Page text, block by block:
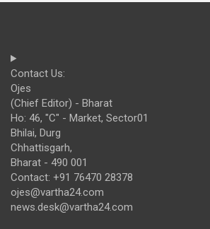
Contact Us:
Ojes
(Chief Editor) - Bharat
Ho: 46, "C" - Market, Sector01
Bhilai, Durg
Chhattisgarh,
Bharat - 490 001
Contact: +91 76470 28378
ojes@vartha24.com
news.desk@vartha24.com